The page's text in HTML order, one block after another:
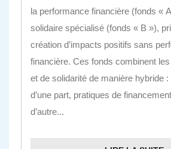
la performance financière (fonds «
solidaire spécialisé (fonds « B »),
création d’impacts positifs sans
financière. Ces fonds combinent les
et de solidarité de manière hybride
d’une part, pratiques de
d’autre...